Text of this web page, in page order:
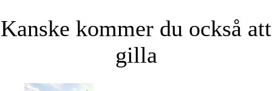
Kanske kommer du också att
gilla